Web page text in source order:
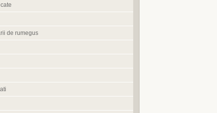
de rumegus